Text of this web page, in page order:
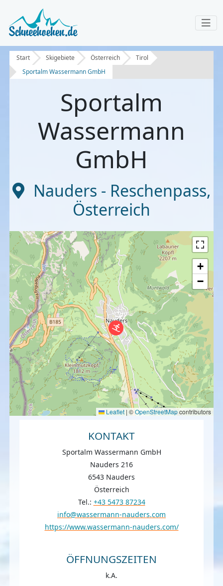
Start Skigebiete Österreich
Tirol
Sportalm Wassermann GmbH
Sportalm
Wassermann
GmbH
Nauders - Reschenpass,
Österreich
+
−
Leaflet | ©OpenStreetMapcontributors
KONTAKT
Sportalm Wassermann GmbH
Nauders 216
6543 Nauders
Österreich
Tel.: +43 5473 87234
info@wassermann-nauders.com
https://www.wassermann-nauders.com/
ÖFFNUNGSZEITEN
k.A.